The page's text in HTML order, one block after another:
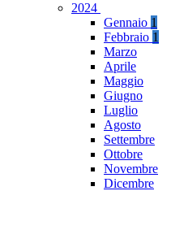
2024
Gennaio 1
Febbraio 1
Marzo
Aprile
Maggio
Giugno
Luglio
Agosto
Settembre
Ottobre
Novembre
Dicembre